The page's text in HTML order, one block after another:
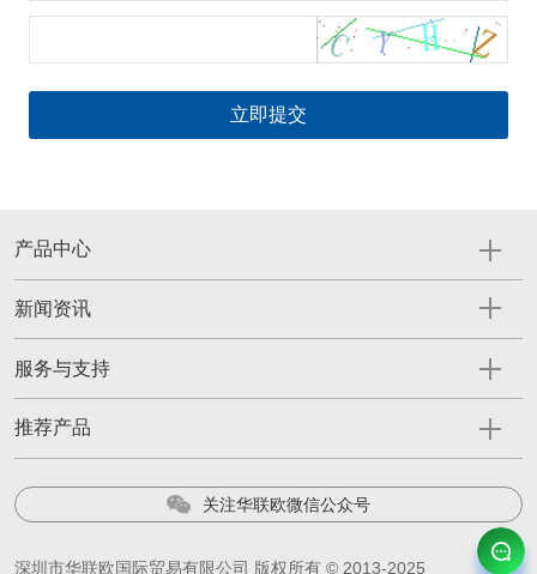
产品中心
新闻资讯
服务与支持
推荐产品
关注华联欧微信公众号
深圳市华联欧国际贸易有限公司 版权所有 © 2013-2025